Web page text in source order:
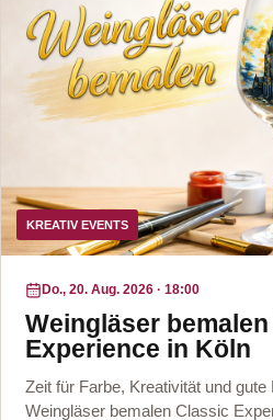
KREATIV EVENTS
Do., 20. Aug. 2026 · 18:00
Weingläser
Experience in Köln
Zeit für Farbe, Kreativität und gute
Weingläser bemalen Classic